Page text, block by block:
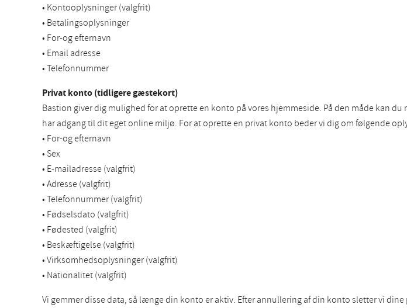
• Kontooplysninger (valgfrit)
• Betalingsoplysninger
• For-og efternavn
• Email adresse
• Telefonnummer
Privat konto (tidligere gæstekort)
Bastion giver dig mulighed for at oprette en konto på vores hjemmeside. På den måde kan
har adgang til dit eget online miljø. For at oprette en privat konto beder vi dig om følgende
• For-og efternavn
• Sex
• E-mailadresse (valgfrit)
• Adresse (valgfrit)
• Telefonnummer (valgfrit)
• Fødselsdato (valgfrit)
• Fødested (valgfrit)
• Beskæftigelse (valgfrit)
• Virksomhedsoplysninger (valgfrit)
• Nationalitet (valgfrit)
Vi gemmer disse data, så længe din konto er aktiv. Efter annullering af din konto sletter vi